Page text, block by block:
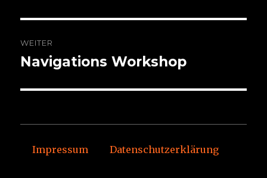
WEITER
Nächster
Navigations Workshop
Impressum Datenschutzerklärung